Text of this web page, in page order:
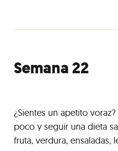
Semana 22
¿Sientes un apetito
poco y seguir una dieta
fruta, verdura, ensaladas,